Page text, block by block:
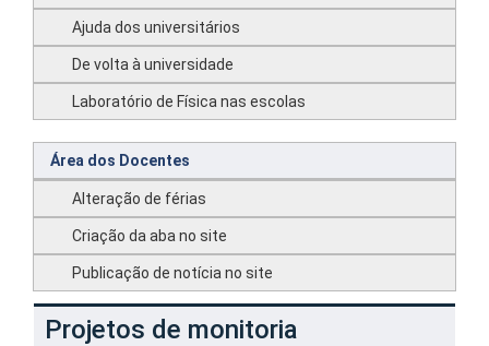
Ajuda dos universitários
De volta à universidade
Laboratório de Física nas escolas
Área dos Docentes
Alteração de férias
Criação da aba no site
Publicação de notícia no site
Projetos de monitoria